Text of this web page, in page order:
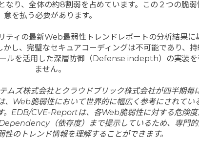
り、全体の約8割弱を占めています。この２つの脆
意を払う必要があります。
ティの最新Web最弱性トレンドレポートの分析結果に
し、完璧なセキュアコーディングは不可能であり、
ルを活用した深層防御（Defense indepth）の実装を
ません。
ズ株式会社とクラウドブリック株式会社が四半期毎
、Web脆弱性において世界的に幅広く参考にされて
。EDB/CVE-Reportは、各Web脆弱性に対する危険度
（依存度）まで提示しているため、専門
のトレンド情報を理解することができます。